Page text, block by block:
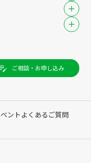
ご相談・お申し込み
ントよくあるご質問